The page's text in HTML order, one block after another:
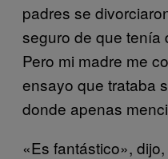
padres se
seguro de que tenía
Pero mi madre me
ensayo que trataba
donde apenas
«Es fantástico»,